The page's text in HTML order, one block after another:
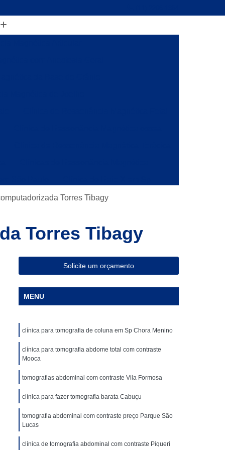
Clínica de Ressonância Magnética
Magnética de Abdômen
Especialista em Ressonância Magnética
Clínica para Angiotomografia
para Fazer Tomografia Computadorizada
Clínica para Realizar Tomografia
Total com Contraste
Clínica para Tomografia de Articulações
Clínica Particular para Fazer Tomografia
Clínica de Exames de Imagem
para Exame de Tomografia do Tórax
Tomografia Abdominal
Torres Tibagy
Torres Tibagy
Solicite um orçamento
MENU
clínica para tomografia de coluna em Sp Chora Menino
clínica para tomografia abdome total com contraste
Mooca
tomografias abdominal com contraste Vila Formosa
clínica para fazer tomografia barata Cabuçu
tomografia abdominal com contraste preço Parque São
Lucas
clínica de tomografia abdominal com contraste Piqueri